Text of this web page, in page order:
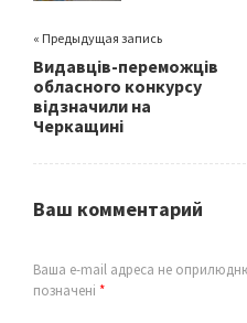
« Предыдущая запись
Видавців-переможців
обласного конкурсу
відзначили на
Черкащині
Ваш комментарий
Ваша e-mail адреса не
позначені *